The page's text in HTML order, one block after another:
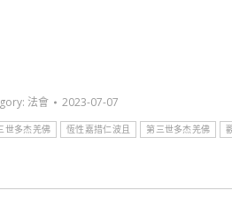
法會 2023-07-07
世多杰羌佛 恆性嘉措仁波且 第三世多杰羌佛